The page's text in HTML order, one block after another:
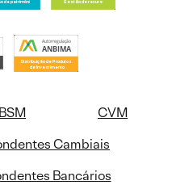
BSM
CVM
Cambiais
Bancários